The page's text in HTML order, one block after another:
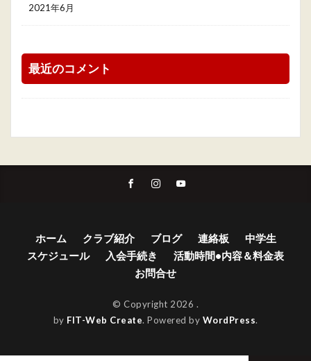
2021年6月
最近のコメント
ホーム クラブ紹介 ブログ 連絡板
中学生
スケジュール
入会手続き
活動時間•内容＆料金表
お問合せ
© Copyright 2026 .
by FIT-Web Create. Powered by WordPress.